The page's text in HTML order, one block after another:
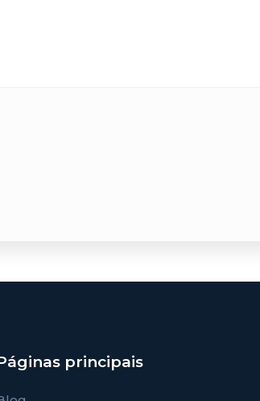
principais